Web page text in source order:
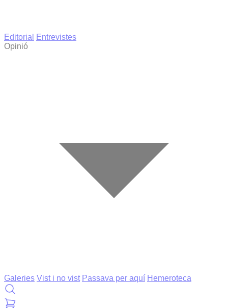
Editorial
Entrevistes
Opinió
Galeries Vist i no vist Passava per aquí Hemeroteca